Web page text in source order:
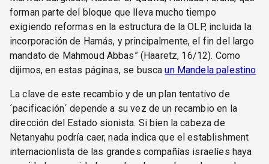
forman parte del bloque que lleva mucho tiempo
exigiendo reformas en la estructura de la OLP, incluida la
incorporación de Hamás, y principalmente, el fin del largo
mandato de Mahmoud Abbas” (Haaretz, 16/12). Como
dijimos, en estas páginas, se buscaun Mandela palestino
La clave de este recambio y de un plan tentativo de
´pacificación´ depende a su vez de un recambio en la
dirección del Estado sionista. Si bien la cabeza de
Netanyahu podría caer, nada indica que el establishment
internacionlista de las grandes compañías israelíes haya